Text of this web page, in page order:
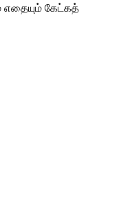
எதையும் கேட்கத்